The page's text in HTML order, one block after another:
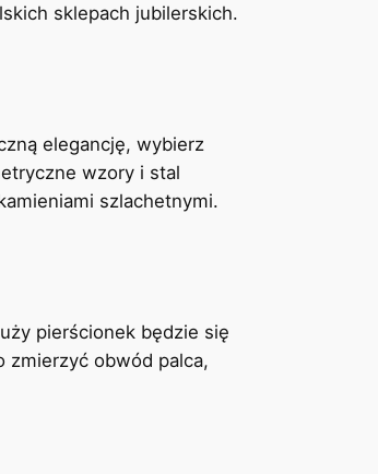
sklepach jubilerskich.
elegancję, wybierz
wzory i stal
szlachetnymi.
pierścionek będzie się
zmierzyć obwód palca,